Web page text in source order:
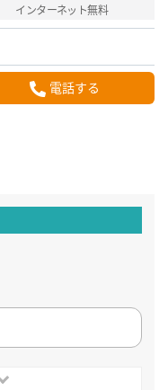
インターネット無料
電話する